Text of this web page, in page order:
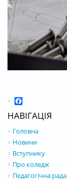
НАВІГАЦІЯ
Головна
Новини
Вступнику
Про коледж
Педагогічна рада